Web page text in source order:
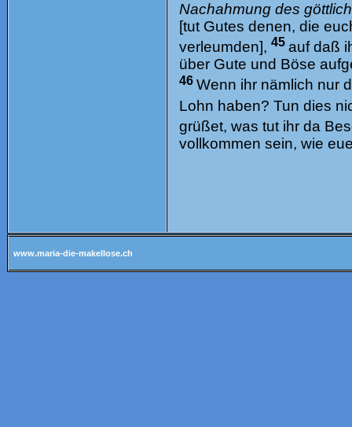
Nachahmung des
[tut Gutes denen, die
verleumden], 45 auf daß
über Gute und Böse
46 Wenn ihr nämlich nur
Lohn haben? Tun dies
grüßet, was tut ihr da
vollkommen sein, wie
www.maria-die-makellose.ch